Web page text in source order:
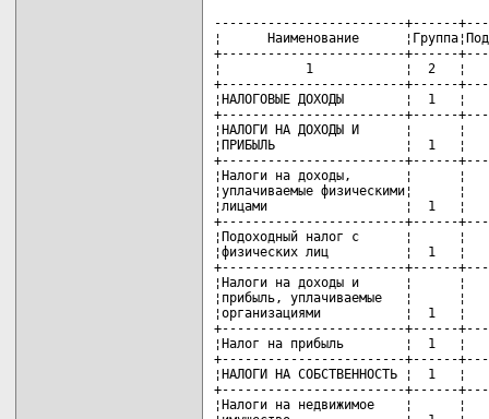
-------------------------+------+---------+---T------+---------+-----------
¦      Наименование      ¦Группа¦Подгруппа¦Вид¦Раздел¦Подраздел¦  Сумма   ¦
+------------------------+------+---------+---+------+---------+----------+
¦           1            ¦  2   ¦    3    ¦ 4 ¦  5   ¦    6    ¦    7     ¦
+------------------------+------+---------+---+------+---------+----------+
¦НАЛОГОВЫЕ ДОХОДЫ        ¦  1   ¦    0    ¦ 0 ¦  00  ¦   00    ¦+2328000,0¦
+------------------------+------+---------+---+------+---------+----------+
¦НАЛОГИ НА ДОХОДЫ И      ¦      ¦         ¦   ¦      ¦         ¦          ¦
¦ПРИБЫЛЬ                 ¦  1   ¦    1    ¦ 0 ¦  00  ¦   00    ¦ -550000,0¦
+------------------------+------+---------+---+------+---------+----------+
¦Налоги на доходы,       ¦      ¦         ¦   ¦      ¦         ¦          ¦
¦уплачиваемые физическими¦      ¦         ¦   ¦      ¦         ¦          ¦
¦лицами                  ¦  1   ¦    1    ¦ 1 ¦  00  ¦   00    ¦+3450000,0¦
+------------------------+------+---------+---+------+---------+----------+
¦Подоходный налог с      ¦      ¦         ¦   ¦      ¦         ¦          ¦
¦физических лиц          ¦  1   ¦    1    ¦ 1 ¦  01  ¦   00    ¦+3450000,0¦
+------------------------+------+---------+---+------+---------+----------+
¦Налоги на доходы и      ¦      ¦         ¦   ¦      ¦         ¦          ¦
¦прибыль, уплачиваемые   ¦      ¦         ¦   ¦      ¦         ¦          ¦
¦организациями           ¦  1   ¦    1    ¦ 2 ¦  00  ¦   00    ¦-4000000,0¦
+------------------------+------+---------+---+------+---------+----------+
¦Налог на прибыль        ¦  1   ¦    1    ¦ 2 ¦  02  ¦   00    ¦-4000000,0¦
+------------------------+------+---------+---+------+---------+----------+
¦НАЛОГИ НА СОБСТВЕННОСТЬ ¦  1   ¦    3    ¦ 0 ¦  00  ¦   00    ¦+1400000,0¦
+------------------------+------+---------+---+------+---------+----------+
¦Налоги на недвижимое    ¦      ¦         ¦   ¦      ¦         ¦          ¦
¦имущество               ¦  1   ¦    3    ¦ 1 ¦  00  ¦   00    ¦ +200000,0¦
+------------------------+------+---------+---+------+---------+----------+
¦Земельный налог         ¦  1   ¦    3    ¦ 1 ¦  08  ¦   00    ¦ +200000,0¦
+------------------------+------+---------+---+------+---------+----------+
¦Налоги на остаточную    ¦      ¦         ¦   ¦      ¦         ¦          ¦
¦стоимость имущества     ¦  1   ¦    3    ¦ 2 ¦  00  ¦   00    ¦+1200000,0¦
+------------------------+------+---------+---+------+---------+----------+
¦Налог на недвижимость   ¦  1   ¦    3    ¦ 2 ¦  09  ¦   00    ¦+1200000,0¦
+------------------------+------+---------+---+------+---------+----------+
¦НАЛОГИ НА ТОВАРЫ        ¦      ¦         ¦   ¦      ¦         ¦          ¦
¦(РАБОТЫ, УСЛУГИ)        ¦  1   ¦    4    ¦ 0 ¦  00  ¦   00    ¦+1478000,0¦
+------------------------+------+---------+---+------+---------+----------+
¦Налоги от выручки от    ¦      ¦         ¦   ¦      ¦         ¦          ¦
¦реализации товаров      ¦      ¦         ¦   ¦      ¦         ¦          ¦
¦(работ, услуг)          ¦  1   ¦    4    ¦ 1 ¦  00  ¦   00    ¦+1478000,0¦
+------------------------+------+---------+---+------+---------+----------+
¦Налог на добавленную    ¦      ¦         ¦   ¦      ¦         ¦          ¦
¦стоимость               ¦  1   ¦    4    ¦ 1 ¦  10  ¦   00    ¦+1000000,0¦
+------------------------+------+---------+---+------+---------+----------+
¦Другие налоги от выручки¦      ¦         ¦   ¦      ¦         ¦          ¦
¦от реализации товаров   ¦      ¦         ¦   ¦      ¦         ¦          ¦
¦(работ, услуг)          ¦  1   ¦    4    ¦ 1 ¦  12  ¦   00    ¦ +478000,0¦
+------------------------+------+---------+---+------+---------+----------+
¦НЕНАЛОГОВЫЕ ДОХОДЫ      ¦  3   ¦    0    ¦ 0 ¦  00  ¦   00    ¦ +672000,0¦
+------------------------+------+---------+---+------+---------+----------+
¦ДОХОДЫ ОТ ИСПОЛЬЗОВАНИЯ ¦      ¦         ¦   ¦      ¦         ¦          ¦
¦ИМУЩЕСТВА, НАХОДЯЩЕГОСЯ ¦      ¦         ¦   ¦      ¦         ¦          ¦
¦В ГОСУДАРСТВЕННОЙ       ¦      ¦         ¦   ¦      ¦         ¦          ¦
¦СОБСТВЕННОСТИ           ¦  3   ¦    1    ¦ 0 ¦  00  ¦   00    ¦  +50000,0¦
+------------------------+------+---------+---+------+---------+----------+
¦Доходы от размещения    ¦      ¦         ¦   ¦      ¦         ¦          ¦
¦денежных средств        ¦      ¦         ¦   ¦      ¦         ¦          ¦
¦бюджетов                ¦  3   ¦    1    ¦ 1 ¦  00  ¦   00    ¦  +50000,0¦
+------------------------+------+---------+---+------+---------+----------+
¦Проценты за пользование